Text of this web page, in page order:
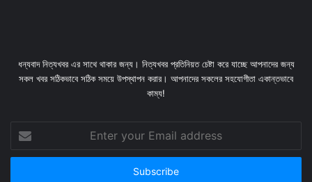
ধন্যবাদ নিত্যখবর এর সাথে থাকার জন্য। নিত্যখবর প্রতিনিয়ত চেষ্টা করে যাচ্ছে আপনাদের জন্য
সকল খবর সঠিকভাবে সঠিক সময়ে উপস্থাপন করার। আপনাদের সকলের সহযোগীতা একান্তভাবে
কাম্য!
your
Email